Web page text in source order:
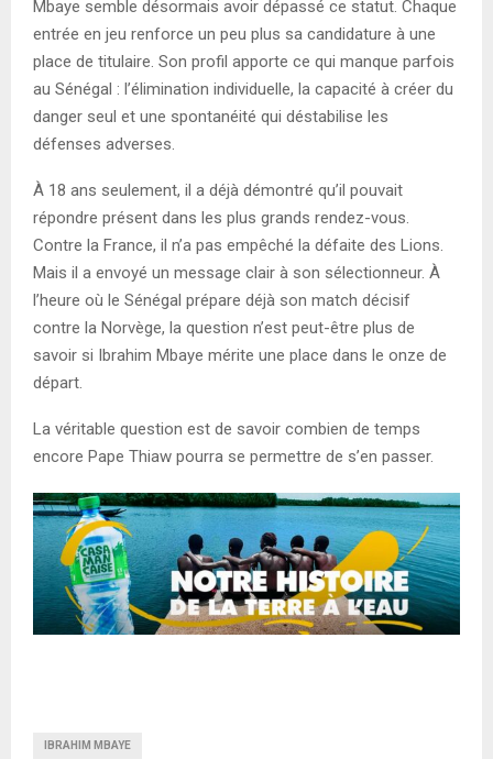
Mbaye semble désormais avoir dépassé ce statut. Chaque
entrée en jeu renforce un peu plus sa candidature à une
place de titulaire. Son profil apporte ce qui manque parfois
au Sénégal : l’élimination individuelle, la capacité à créer du
danger seul et une spontanéité qui déstabilise les
défenses adverses.
À 18 ans seulement, il a déjà démontré qu’il pouvait
répondre présent dans les plus grands rendez-vous.
Contre la France, il n’a pas empêché la défaite des Lions.
Mais il a envoyé un message clair à son sélectionneur. À
l’heure où le Sénégal prépare déjà son match décisif
contre la Norvège, la question n’est peut-être plus de
savoir si Ibrahim Mbaye mérite une place dans le onze de
départ.
La véritable question est de savoir combien de temps
encore Pape Thiaw pourra se permettre de s’en passer.
IBRAHIM MBAYE